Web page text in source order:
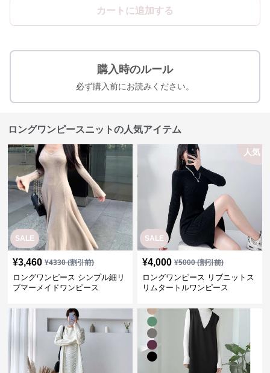
カートに追加する
購入時のルール
必ず購入前にお読みください。
ロングワンピースニットの人気アイテム
SALE
¥3,460 ¥4330(割引前)
ロングワンピース シンプル細リ
ブマーメイドワンピース
SALE
人気
¥4,000 ¥5000(割引前)
ロングワンピース リブニットス
リムタートルワンピース